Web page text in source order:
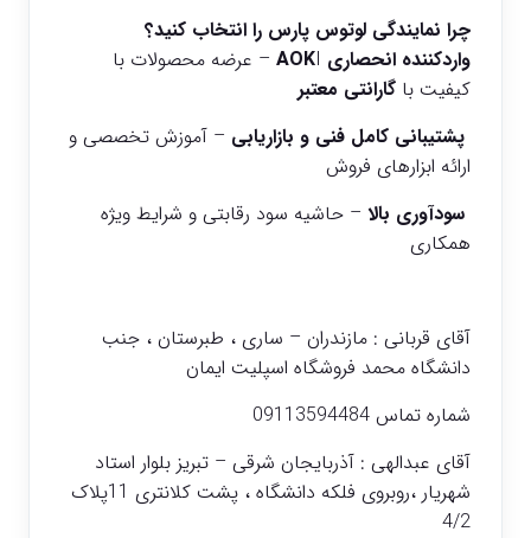
چرا نمایندگی لوتوس پارس را انتخاب کنید؟
واردکننده انحصاری AOK
I – عرضه محصولات با
کیفیت باگارانتی معتبر
پشتیبانی کامل فنی و بازاریابی – آموزش تخصصی و
ارائه ابزارهای فروش
سودآوری بالا – حاشیه سود رقابتی و شرایط ویژه
همکاری
آقای قربانی : مازندران – ساری ، طبرستان ، جنب
دانشگاه محمد فروشگاه اسپلیت ایمان
شماره تماس 09113594484
آقای عبدالهی : آذربایجان شرقی – تبریز بلوار استاد
شهریار ،روبروی فلکه دانشگاه ، پشت کلانتری 11پلاک
4/2